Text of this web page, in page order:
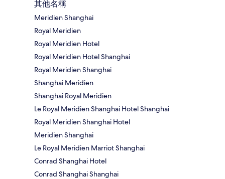
其他名稱
Meridien Shanghai
Royal Meridien
Royal Meridien Hotel
Royal Meridien Hotel Shanghai
Royal Meridien Shanghai
Shanghai Meridien
Shanghai Royal Meridien
Le Royal Meridien Shanghai Hotel Shanghai
Royal Meridien Shanghai Hotel
Meridien Shanghai
Le Royal Meridien Marriot Shanghai
Conrad Shanghai Hotel
Conrad Shanghai Shanghai